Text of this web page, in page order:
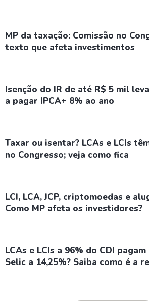
MP da taxação: Comissão no
texto que afeta investimentos
Isenção do IR de até R$ 5 mil
a pagar IPCA+ 8% ao ano
Taxar ou isentar? LCAs e LCIs
no Congresso; veja como fica
LCI, LCA, JCP, criptomoedas e
Como MP afeta os investidores?
LCAs e LCIs a 96% do CDI
Selic a 14,25%? Saiba como é a